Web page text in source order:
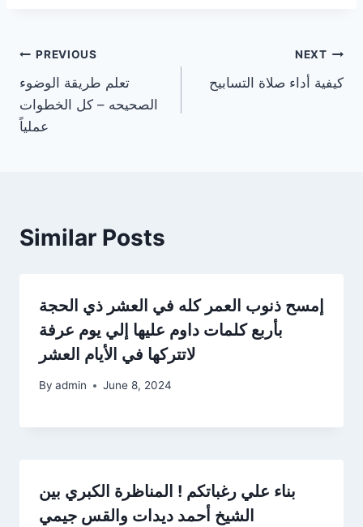
Post
navigation
PREVIOUS
تعلم طريقة الوضوء
الصحيحه – كل الخطوات
عملياً
NEXT
كيفية أداء صلاة التسابيح
Similar Posts
إمسح ذنوب العمر كله في العشر ذي الحجة
بأربع كلمات داوم عليها إلي يوم عرفة
لاتتركها في الأيام العشر
By admin June 8, 2024
بناء علي رغباتكم ! المناظرة الكبري بين
الشيخ أحمد ديدات والقس جيمي